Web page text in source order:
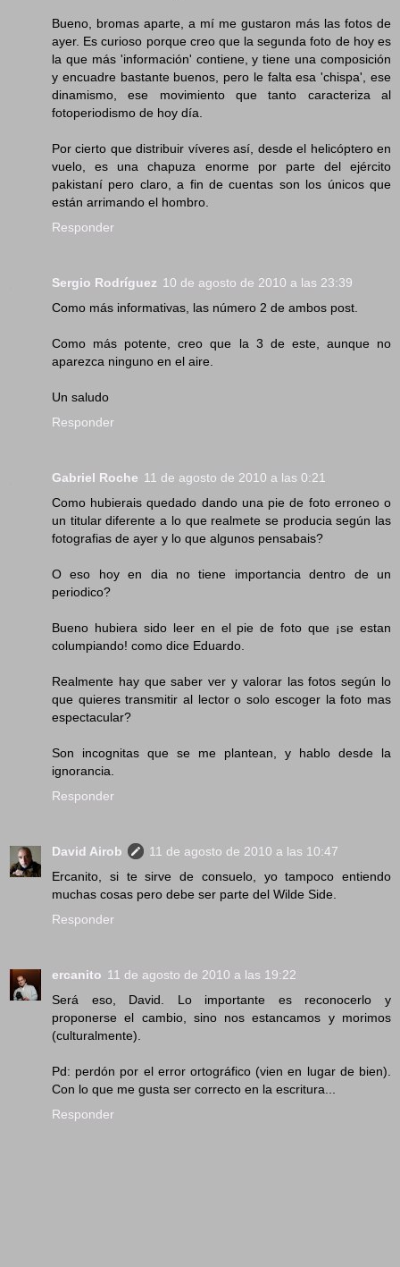
Bueno, bromas aparte, a mí me gustaron más las fotos de
ayer. Es curioso porque creo que la segunda foto de hoy es
la que más 'información' contiene, y tiene una composición
y encuadre bastante buenos, pero le falta esa 'chispa', ese
dinamismo, ese movimiento que tanto caracteriza al
fotoperiodismo de hoy día.
Por cierto que distribuir víveres así, desde el helicóptero en
vuelo, es una chapuza enorme por parte del ejército
pakistaní pero claro, a fin de cuentas son los únicos que
están arrimando el hombro.
Responder
Sergio Rodríguez 10 de agosto de 2010 a las 23:39
Como más informativas, las número 2 de ambos post.
Como más potente, creo que la 3 de este, aunque no
aparezca ninguno en el aire.
Un saludo
Responder
Gabriel Roche 11 de agosto de 2010 a las 0:21
Como hubierais quedado dando una pie de foto erroneo o
un titular diferente a lo que realmete se producia según las
fotografias de ayer y lo que algunos pensabais?
O eso hoy en dia no tiene importancia dentro de un
periodico?
Bueno hubiera sido leer en el pie de foto que ¡se estan
columpiando! como dice Eduardo.
Realmente hay que saber ver y valorar las fotos según lo
que quieres transmitir al lector o solo escoger la foto mas
espectacular?
Son incognitas que se me plantean, y hablo desde la
ignorancia.
Responder
David Airob
11 de agosto de 2010 a las 10:47
Ercanito, si te sirve de consuelo, yo tampoco entiendo
muchas cosas pero debe ser parte del Wilde Side.
Responder
ercanito 11 de agosto de 2010 a las 19:22
Será eso, David. Lo importante es reconocerlo y
proponerse el cambio, sino nos estancamos y morimos
(culturalmente).
Pd: perdón por el error ortográfico (vien en lugar de bien).
Con lo que me gusta ser correcto en la escritura...
Responder